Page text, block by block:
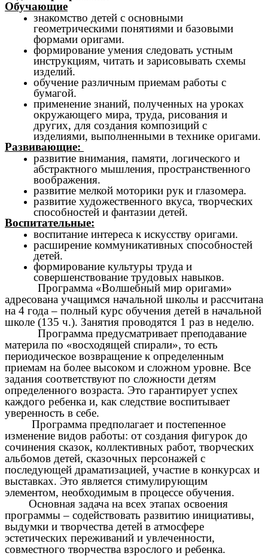
Обучающие
знакомство детей с основными
геометрическими понятиями и базовыми
формами оригами.
формирование умения следовать устным
инструкциям, читать и зарисовывать схемы
изделий.
обучение различным приемам работы с
бумагой.
применение знаний, полученных на уроках
окружающего мира, труда, рисования и
других, для создания композиций с
изделиями, выполненными в технике оригами.
Развивающие:
развитие внимания, памяти, логического и
абстрактного мышления, пространственного
воображения.
развитие мелкой моторики рук и глазомера.
развитие художественного вкуса, творческих
способностей и фантазии детей.
Воспитательные:
воспитание интереса к искусству оригами.
расширение коммуникативных способностей
детей.
формирование культуры труда и
совершенствование трудовых навыков.
Программа «Волшебный мир оригами»
адресована учащимся начальной школы и рассчитана
на 4 года – полный курс обучения детей в начальной
школе (135 ч.). Занятия проводятся 1 раз в неделю.
Программа предусматривает преподавание
материла по «восходящей спирали», то есть
периодическое возвращение к определенным
приемам на более высоком и сложном уровне. Все
задания соответствуют по сложности детям
определенного возраста. Это гарантирует успех
каждого ребенка и, как следствие воспитывает
уверенность в себе.
Программа предполагает и постепенное
изменение видов работы: от создания фигурок до
сочинения сказок, коллективных работ, творческих
альбомов детей, сказочных персонажей с
последующей драматизацией, участие в конкурсах и
выставках. Это является стимулирующим
элементом, необходимым в процессе обучения.
Основная задача на всех этапах освоения
программы – содействовать развитию инициативы,
выдумки и творчества детей в атмосфере
эстетических переживаний и увлеченности,
совместного творчества взрослого и ребенка.